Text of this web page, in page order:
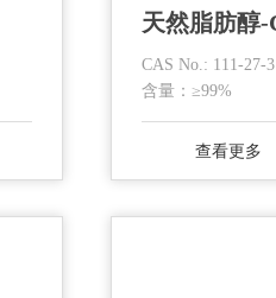
CAS No.: 111-27-3
含量：≥99%
查看更多